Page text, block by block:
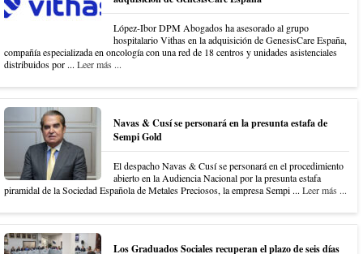
López-Ibor DPM Abogados ha asesorado al grupo
hospitalario Vithas en la adquisición de GenesisCare España,
compañía especializada en oncología con una red de 18 centros y unidades asistenciales
distribuidos por ... Leer más ...
Navas & Cusí se personará en la presunta estafa de
Sempi Gold
El despacho Navas & Cusí se personará en el procedimiento
abierto en la Audiencia Nacional por la presunta estafa
piramidal de la Sociedad Española de Metales Preciosos, la empresa Sempi ... Leer más ...
Los Graduados Sociales recuperan el plazo de seis días